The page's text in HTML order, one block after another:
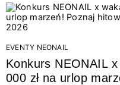
zmysłami: przez soczysty
orzeźwiający zapach i słodki
NEONAIL łączy siły z marką
na styku jedzenia i piękna....
EVENTY NEONAIL
Konkurs NEONAIL
000 zł na urlop